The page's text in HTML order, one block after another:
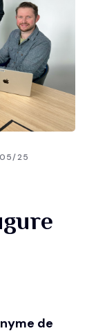
05/25
de